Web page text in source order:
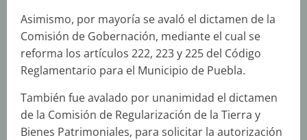
Asimismo, por mayoría se avaló el dictamen de la
Comisión de Gobernación, mediante el cual se
reforma los artículos 222, 223 y 225 del Código
Reglamentario para el Municipio de Puebla.
También fue avalado por unanimidad el dictamen
de la Comisión de Regularización de la Tierra y
Bienes Patrimoniales, para solicitar la autorización